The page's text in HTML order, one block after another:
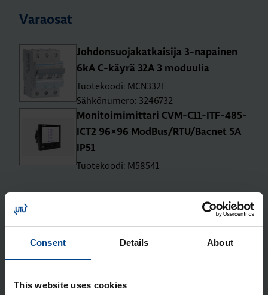
Consent Details About
This website uses cookies
Varaosat
Joh­don­suo­ja­kat­kai­si­ja 3-na­pai­nen
6kA C-käy­rä 32A 3 mo­duu­lia
Tuotekoodi: MCN332E
Sähkönumero: 3246732
Mo­ni­toi­mi­mit­ta­ri CVM-C11-ITF-485-
ICT2 96×96 Mod­Bus/RTU/Bac­net 5A
IP51
Tuotekoodi: M58541
Sinua saattaa kiinnostaa
UTU­MaX 3v32A> 2xT2 PR 11 kW ja 2x­
Tuotekoodi: M16-2TH-N1